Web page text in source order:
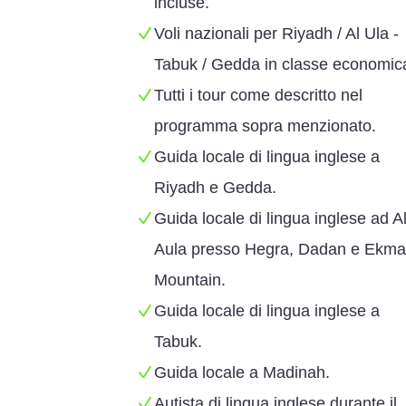
Voli nazionali per Riyadh / Al Ula -
Tabuk / Gedda in classe
Tutti i tour come descritto nel
programma sopra menzionato.
Guida locale di lingua inglese a
Riyadh e Gedda.
Guida locale di lingua inglese ad Al
Aula presso Hegra, Dadan e
Mountain.
Guida locale di lingua inglese a
Tabuk.
Guida locale a Madinah.